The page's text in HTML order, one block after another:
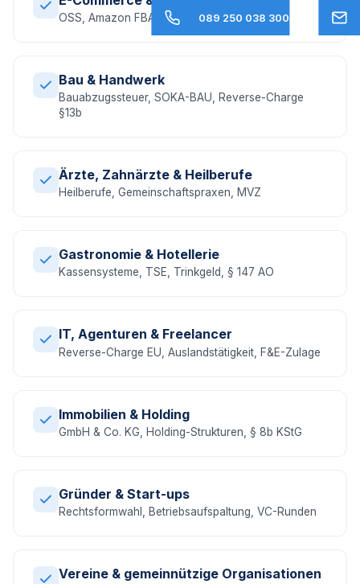
OSS, Amazon FBA, EU-Umsatzsteuer, DAC7
Bau & Handwerk
Bauabzugssteuer, SOKA-BAU, Reverse-Charge
§13b
Ärzte, Zahnärzte & Heilberufe
Heilberufe, Gemeinschaftspraxen, MVZ
Gastronomie & Hotellerie
Kassensysteme, TSE, Trinkgeld, § 147 AO
IT, Agenturen & Freelancer
Reverse-Charge EU, Auslandstätigkeit, F&E-Zulage
Immobilien & Holding
GmbH & Co. KG, Holding-Strukturen, § 8b KStG
Gründer & Start-ups
Rechtsformwahl, Betriebsaufspaltung, VC-Runden
Vereine & gemeinnützige Organisationen
089 250 038 300